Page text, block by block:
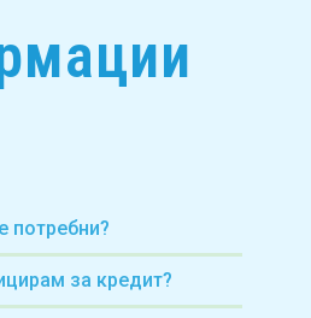
потребни?
за кредит?